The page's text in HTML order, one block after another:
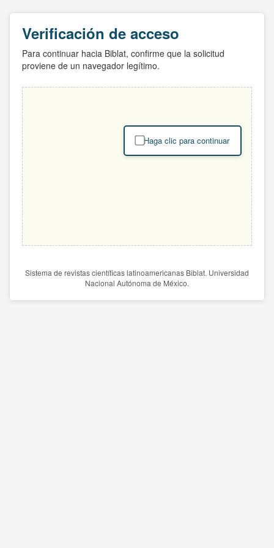
Verificación de acceso
Para continuar hacia Biblat, confirme que la solicitud
proviene de un navegador legítimo.
Haga clic para continuar
Sistema de revistas científicas latinoamericanas Biblat. Universidad
Nacional Autónoma de México.